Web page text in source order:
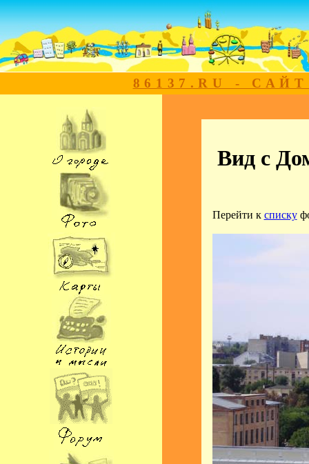
86137.RU -
Вид с
Перейти к списку